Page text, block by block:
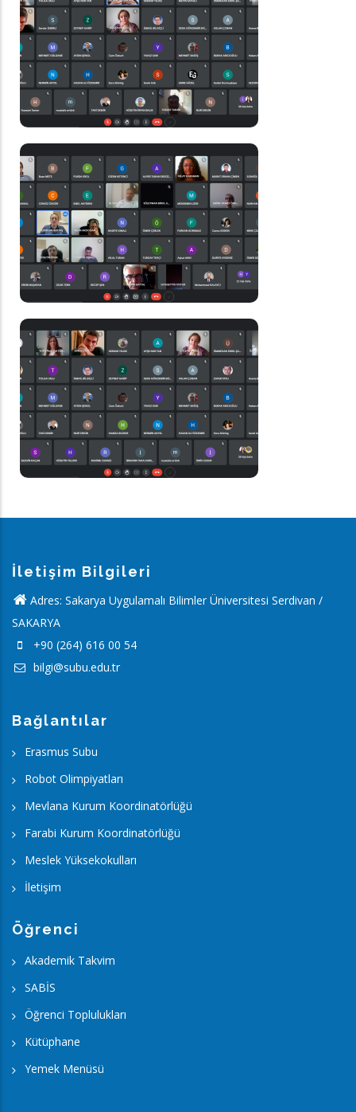
İletişim Bilgileri
Adres: Sakarya Uygulamalı Bilimler Üniversitesi Serdivan /
SAKARYA
+90 (264) 616 00 54
bilgi@subu.edu.tr
Bağlantılar
Erasmus Subu
Robot Olimpiyatları
Mevlana Kurum Koordinatörlüğü
Farabi Kurum Koordinatörlüğü
Meslek Yüksekokulları
İletişim
Öğrenci
Akademik Takvim
SABİS
Öğrenci Toplulukları
Kütüphane
Yemek Menüsü